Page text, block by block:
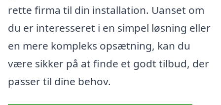
rette firma til din installation. Uanset om
du er interesseret i en simpel løsning eller
en mere kompleks opsætning, kan du
være sikker på at finde et godt tilbud, der
passer til dine behov.